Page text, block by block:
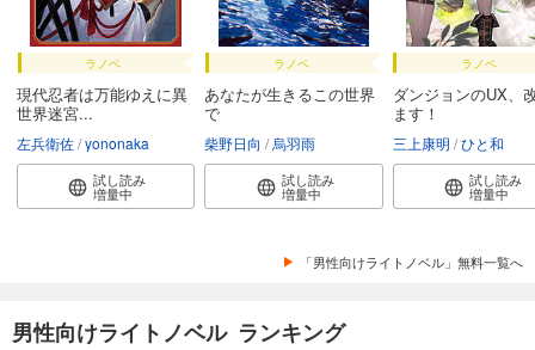
ラノベ
現代忍者は万能ゆえに異
世界迷宮...
左兵衛佐 yononaka
試し読み
増量中
ラノベ
あなたが生きるこの世界
で
柴野日向 烏羽雨
試し読み
増量中
ラノベ
ダンジョンのUX、
ます！
三上康明 ひと和
試し読み
増量中
「男性向けライトノベル」無料一覧へ
男性向けライトノベル ランキング